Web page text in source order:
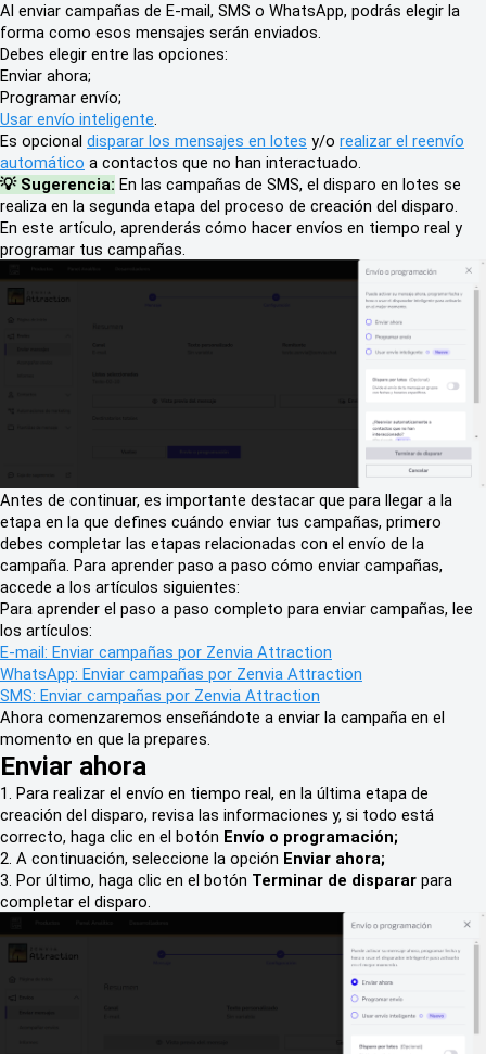
Al enviar campañas de E-mail, SMS o WhatsApp, podrás elegir la
forma como esos mensajes serán enviados.
Debes elegir entre las opciones:
Enviar ahora;
Programar envío;
Usar envío inteligente.
Es opcional disparar los mensajes en lotes y/o realizar el reenvío
automático a contactos que no han interactuado.
💡 Sugerencia: En las campañas de SMS, el disparo en lotes se
realiza en la segunda etapa del proceso de creación del disparo.
En este artículo, aprenderás cómo hacer envíos en tiempo real y
programar tus campañas.
Antes de continuar, es importante destacar que para llegar a la
etapa en la que defines cuándo enviar tus campañas, primero
debes completar las etapas relacionadas con el envío de la
campaña. Para aprender paso a paso cómo enviar campañas,
accede a los artículos siguientes:
Para aprender el paso a paso completo para enviar campañas, lee
los artículos:
E-mail: Enviar campañas por Zenvia Attraction
WhatsApp: Enviar campañas por Zenvia Attraction
SMS: Enviar campañas por Zenvia Attraction
Ahora comenzaremos enseñándote a enviar la campaña en el
momento en que la prepares.
Enviar ahora
1. Para realizar el envío en tiempo real, en la última etapa de
creación del disparo, revisa las informaciones y, si todo está
correcto, haga clic en el botón Envío o programación;
2. A continuación, seleccione la opción Enviar ahora;
3. Por último, haga clic en el botón Terminar de disparar para
completar el disparo.